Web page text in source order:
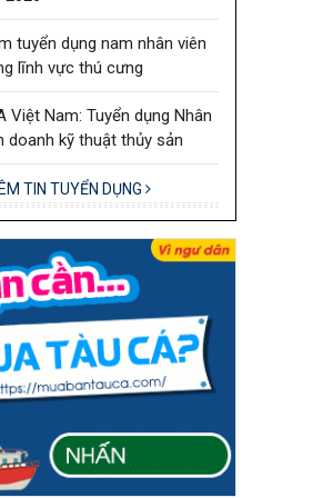
tuyển dụng nam nhân viên
lĩnh vực thú cưng
Việt Nam: Tuyển dụng Nhân
doanh kỹ thuật thủy sản
TIN TUYỂN DỤNG